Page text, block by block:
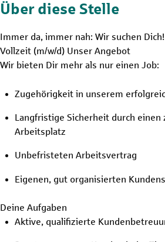
Über diese Stelle
Immer da, immer nah: Wir suchen
Vollzeit (m/w/d) Unser Angebot
Wir bieten Dir mehr als nur einen Job:
Zugehörigkeit in unserem
Langfristige Sicherheit durch
Arbeitsplatz
Unbefristeten Arbeitsvertrag
Eigenen, gut organisierten
Deine Aufgaben
Aktive, qualifizierte